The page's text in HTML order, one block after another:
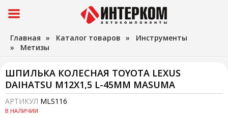
Главная » Каталог товаров » Инструменты
» Метизы
ШПИЛЬКА КОЛЕСНАЯ TOYOTA LEXUS
DAIHATSU М12Х1,5 L-45MM MASUMA
АРТИКУЛ MLS116
В НАЛИЧИИ